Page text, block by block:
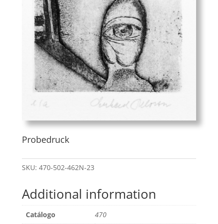
Probedruck
SKU: 470-502-462N-23
Additional information
Catálogo
470